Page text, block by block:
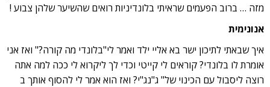
מזה … ברוב הפעמים שראיתי בלונדיניות רואים שהשיער שלהן צבוע !
אנונימית
איך שבאתי לתיכון ישר בא אליי ילד ואמר לי"בלונדי מה קורה?" ואז אני
אומרת לו בלונדי? קוראים לי קייטי וכדי לך ליקרוא לי ככה למה אתה
רוצה ליסבול עם הכינוי של" ג"נג"י? ואז הוא אמר לי להסוף אותך ב